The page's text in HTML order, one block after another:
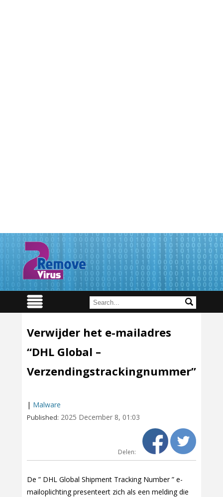
Verwijder het e-mailadres
“DHL Global –
Verzendingstrackingnummer”
| Malware
Published: 2025 December 8, 01:03
Delen:
De ” DHL Global Shipment Tracking Number ” e-
mailoplichting presenteert zich als een melding die